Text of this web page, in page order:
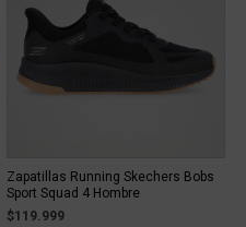
Zapatillas Running Skechers Bobs
Sport Squad 4 Hombre
$119.999